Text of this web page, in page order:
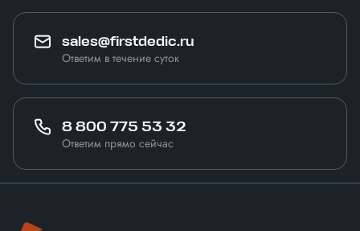
sales@firstdedic.ru
Ответим в течение суток
8 800 775 53 32
Ответим прямо сейчас